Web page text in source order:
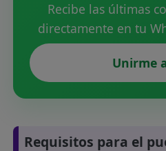
Recibe las últimas
directamente en tu
Unirme
Requisitos para el